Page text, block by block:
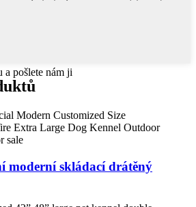
a pošlete nám ji
moderní skládací drátěný